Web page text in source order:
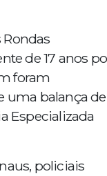
de 17 anos
foram
uma balança de
Especializada
policiais